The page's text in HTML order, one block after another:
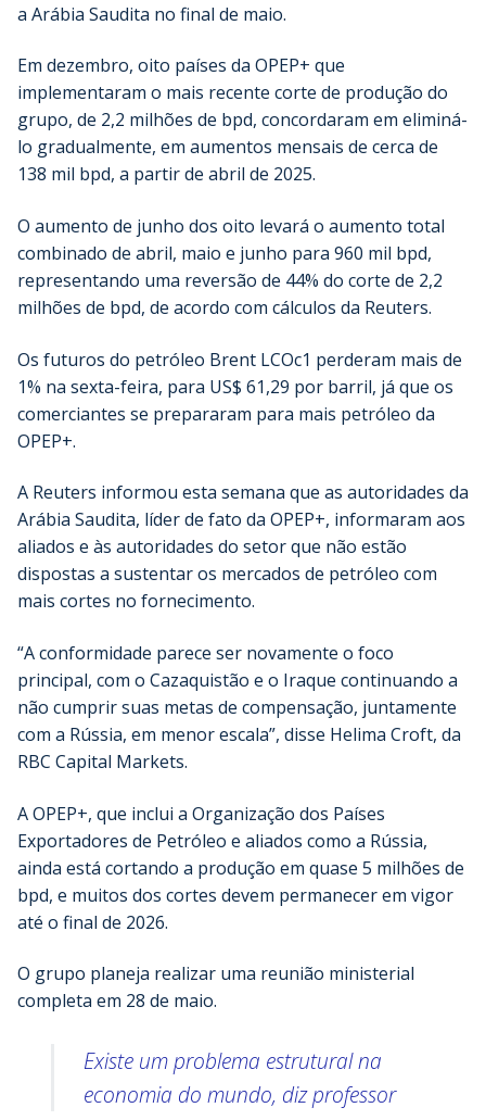
a Arábia Saudita no final de maio.
Em dezembro, oito países da OPEP+ que
implementaram o mais recente corte de produção do
grupo, de 2,2 milhões de bpd, concordaram em eliminá-
lo gradualmente, em aumentos mensais de cerca de
138 mil bpd, a partir de abril de 2025.
O aumento de junho dos oito levará o aumento total
combinado de abril, maio e junho para 960 mil bpd,
representando uma reversão de 44% do corte de 2,2
milhões de bpd, de acordo com cálculos da Reuters.
Os futuros do petróleo Brent LCOc1 perderam mais de
1% na sexta-feira, para US$ 61,29 por barril, já que os
comerciantes se prepararam para mais petróleo da
OPEP+.
A Reuters informou esta semana que as autoridades da
Arábia Saudita, líder de fato da OPEP+, informaram aos
aliados e às autoridades do setor que não estão
dispostas a sustentar os mercados de petróleo com
mais cortes no fornecimento.
“A conformidade parece ser novamente o foco
principal, com o Cazaquistão e o Iraque continuando a
não cumprir suas metas de compensação, juntamente
com a Rússia, em menor escala”, disse Helima Croft, da
RBC Capital Markets.
A OPEP+, que inclui a Organização dos Países
Exportadores de Petróleo e aliados como a Rússia,
ainda está cortando a produção em quase 5 milhões de
bpd, e muitos dos cortes devem permanecer em vigor
até o final de 2026.
O grupo planeja realizar uma reunião ministerial
completa em 28 de maio.
Existe um problema estrutural na
economia do mundo, diz professor